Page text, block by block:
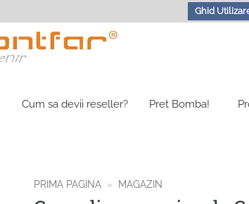
Ghid
Cum sa devii reseller? Pret Bomba!
PRIMA PAGINA » MAGAZIN